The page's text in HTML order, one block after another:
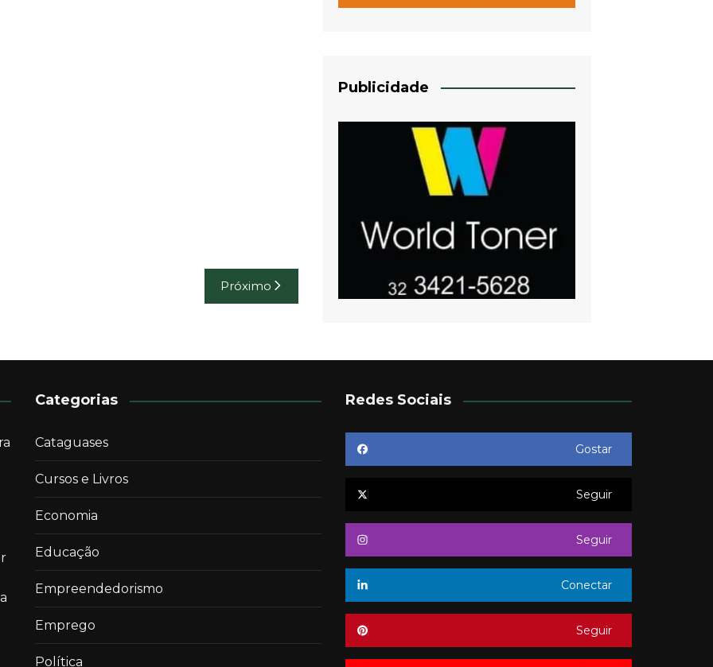
Próximo
Publicidade
Categorias
Cataguases
Cursos e Livros
Economia
Educação
Empreendedorismo
Emprego
Política
Redes Sociais
Gostar
Seguir
Seguir
Conectar
Seguir